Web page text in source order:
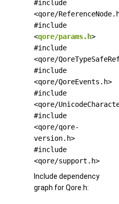
#include
<qore/
#include
<qore/params.h>
#include
<qore/
#include
<qore/QoreEvents.h>
#include
<qore/
#include
<qore/qore-
version.h>
#include
<qore/support.h>
Include dependency
graph for Qore.h: